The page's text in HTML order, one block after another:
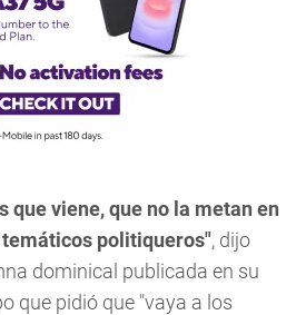
que viene, que no la metan en
temáticos politiqueros", dijo
dominical publicada en su
que pidió que "vaya a los